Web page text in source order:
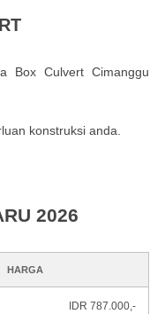
Box Culvert Cimanggu
konstruksi anda.
2026
HARGA
IDR 787.000,-